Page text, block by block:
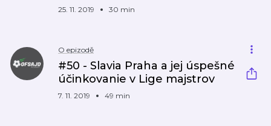
25. 11. 2019 30 min
O epizodě
#50 - Slavia Praha a jej úspešné
účinkovanie v Lige majstrov
7. 11. 2019 49 min